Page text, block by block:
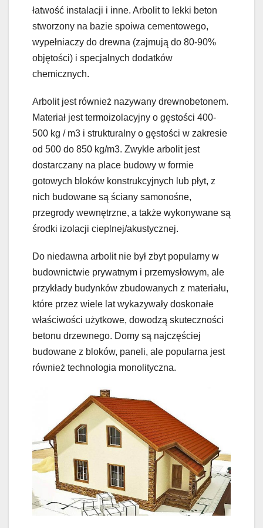
łatwość instalacji i inne. Arbolit to lekki beton
stworzony na bazie spoiwa cementowego,
wypełniaczy do drewna (zajmują do 80-90%
objętości) i specjalnych dodatków
chemicznych.
Arbolit jest również nazywany drewnobetonem.
Materiał jest termoizolacyjny o gęstości 400-
500 kg / m3 i strukturalny o gęstości w zakresie
od 500 do 850 kg/m3. Zwykle arbolit jest
dostarczany na place budowy w formie
gotowych bloków konstrukcyjnych lub płyt, z
nich budowane są ściany samonośne,
przegrody wewnętrzne, a także wykonywane są
środki izolacji cieplnej/akustycznej.
Do niedawna arbolit nie był zbyt popularny w
budownictwie prywatnym i przemysłowym, ale
przykłady budynków zbudowanych z materiału,
które przez wiele lat wykazywały doskonałe
właściwości użytkowe, dowodzą skuteczności
betonu drzewnego. Domy są najczęściej
budowane z bloków, paneli, ale popularna jest
również technologia monolityczna.